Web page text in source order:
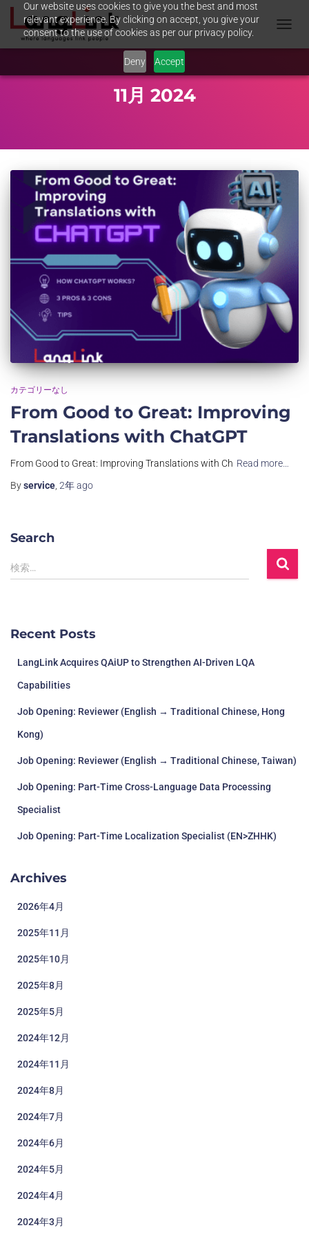
Our website uses cookies to give you the best and most
relevant experience. By clicking on accept, you give your
consent to the use of cookies as per our privacy policy.
Deny Accept
11月 2024
カテゴリーなし
From Good to Great: Improving
Translations with ChatGPT
From Good to Great: Improving Translations with Ch Read more…
Byservice 2年ago
Search
検索…
Recent Posts
LangLink Acquires QAiUP to Strengthen AI-Driven LQA
Capabilities
Job Opening: Reviewer (English → Traditional Chinese, Hong
Kong)
Job Opening: Reviewer (English → Traditional Chinese, Taiwan)
Job Opening: Part-Time Cross-Language Data Processing
Specialist
Job Opening: Part-Time Localization Specialist (EN>ZHHK)
Archives
2026年4月
2025年11月
2025年10月
2025年8月
2025年5月
2024年12月
2024年11月
2024年8月
2024年7月
2024年6月
2024年5月
2024年4月
2024年3月